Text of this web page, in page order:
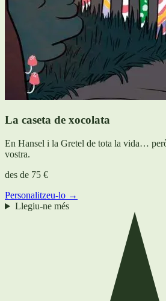
La caseta de xocolata
En Hansel i la Gretel de tota la vida…
vostra.
des de 75 €
Personalitzeu-lo →
Llegiu-ne més